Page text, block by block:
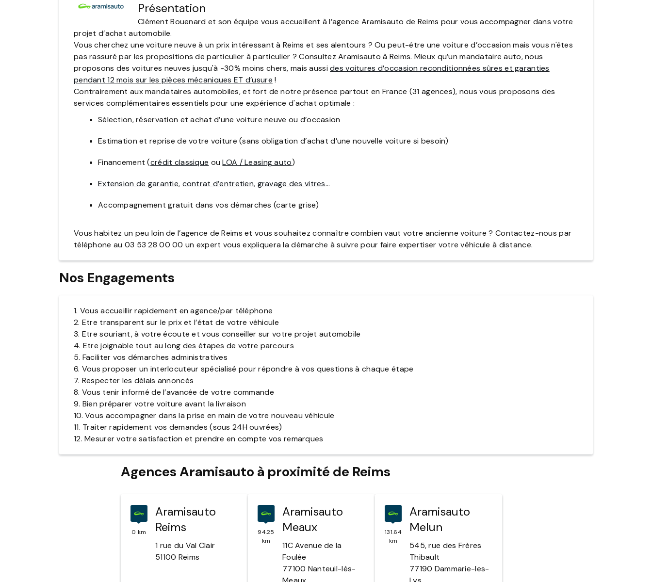
Présentation
Clément Bouenard et son équipe vous accueillent à l’agence Aramisauto de Reims pour vous accompagner dans votre
projet d’achat automobile.
Vous cherchez une voiture neuve à un prix intéressant à Reims et ses alentours ? Ou peut-être une voiture d’occasion mais vous n'êtes
pas rassuré par les propositions de particulier à particulier ? Consultez Aramisauto à Reims. Mieux qu’un mandataire auto, nous
proposons des voitures neuves jusqu'à -30% moins chers, mais aussides voitures d’occasion reconditionnées sûres et garanties
pendant 12 mois sur les pièces mécaniques ET d’usure !
Contrairement aux mandataires automobiles, et fort de notre présence partout en France (31 agences), nous vous proposons des
services complémentaires essentiels pour une expérience d'achat optimale :
Sélection, réservation et achat d’une voiture neuve ou d’occasion
Estimation et reprise de votre voiture (sans obligation d’achat d’une nouvelle voiture si besoin)
Financement (crédit classique ouLOA / Leasing auto)
Extension de garantie, contrat d’entretien, gravage des vitres…
Accompagnement gratuit dans vos démarches (carte grise)
Vous habitez un peu loin de l’agence de Reims et vous souhaitez connaître combien vaut votre ancienne voiture ? Contactez-nous par
téléphone au 03 53 28 00 00 un expert vous expliquera la démarche à suivre pour faire expertiser votre véhicule à distance.
Nos Engagements
1. Vous accueillir rapidement en agence/par téléphone
2. Etre transparent sur le prix et l’état de votre véhicule
3. Etre souriant, à votre écoute et vous conseiller sur votre projet automobile
4. Etre joignable tout au long des étapes de votre parcours
5. Faciliter vos démarches administratives
6. Vous proposer un interlocuteur spécialisé pour répondre à vos questions à chaque étape
7. Respecter les délais annoncés
8. Vous tenir informé de l’avancée de votre commande
9. Bien préparer votre voiture avant la livraison
10. Vous accompagner dans la prise en main de votre nouveau véhicule
11. Traiter rapidement vos demandes (sous 24H ouvrées)
12. Mesurer votre satisfaction et prendre en compte vos remarques
Agences Aramisauto à proximité de Reims
0 km
Aramisauto
Reims
1 rue du Val Clair
51100 Reims
94.25
km
Aramisauto
Meaux
11C Avenue de la
Foulée
77100 Nanteuil-lès-
131.64
km
Aramisauto
Melun
545, rue des Frères
Thibault
77190 Dammarie-les-